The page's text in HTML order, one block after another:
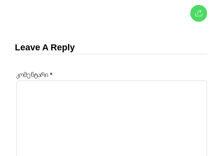
Leave A Reply
კომენტარი *